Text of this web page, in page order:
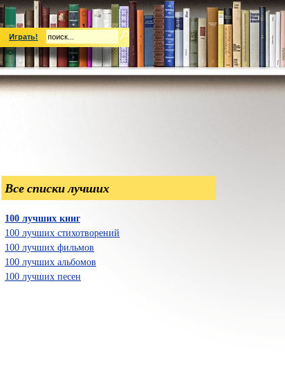
Играть!
Все списки лучших
100 лучших книг
100 лучших стихотворений
100 лучших фильмов
100 лучших альбомов
100 лучших песен